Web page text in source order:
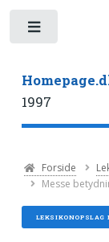
1997
Forside
Messe
LEKSIKONOPSLAG